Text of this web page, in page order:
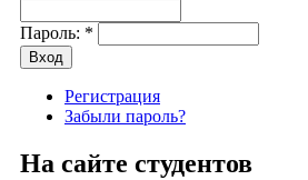
Пароль: *
Регистрация
Забыли пароль?
На сайте студентов